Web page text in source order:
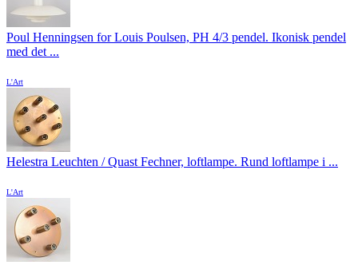
Poul Henningsen for Louis Poulsen, PH 4/3 pendel. Ikonisk pendel
med det ...
L'Art
Helestra Leuchten / Quast Fechner, loftlampe. Rund loftlampe i ...
L'Art